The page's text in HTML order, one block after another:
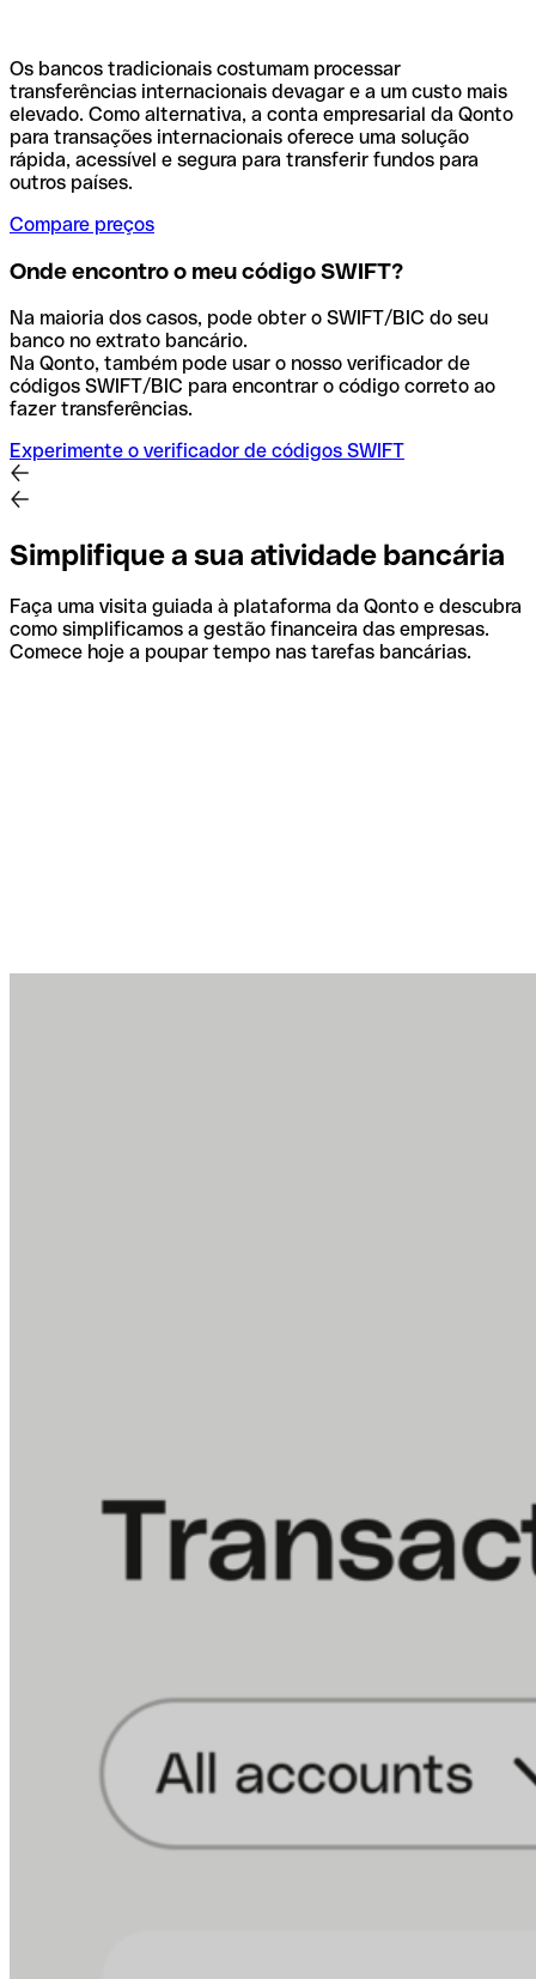
Os bancos tradicionais costumam processar
transferências internacionais devagar e a um custo mais
elevado. Como alternativa, a conta empresarial da Qonto
para transações internacionais oferece uma solução
rápida, acessível e segura para transferir fundos para
outros países.
Compare preços
Onde encontro o meu código SWIFT?
Na maioria dos casos, pode obter o SWIFT/BIC do seu
banco no extrato bancário.
Na Qonto, também pode usar o nosso verificador de
códigos SWIFT/BIC para encontrar o código correto ao
fazer transferências.
Experimente o verificador de códigos SWIFT
Simplifique a sua atividade bancária
Faça uma visita guiada à plataforma da Qonto e descubra
como simplificamos a gestão financeira das empresas.
Comece hoje a poupar tempo nas tarefas bancárias.